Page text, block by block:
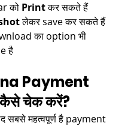
को Print कर सकते हैं​
लेकर save कर सकते हैं​
का option भी
है​
Payment
चेक करें?
सबसे महत्वपूर्ण है payment